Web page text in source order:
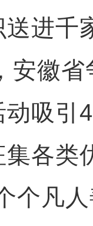
进千
徽省
吸引
各类
个凡